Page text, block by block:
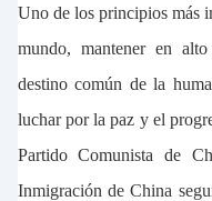
Uno de los principios más
mundo, mantener en
destino común de la
luchar por la paz y el
Partido Comunista de
Inmigración de China